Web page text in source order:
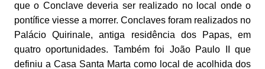
que o Conclave deveria ser realizado no local onde o
pontífice viesse a morrer. Conclaves foram realizados no
Palácio Quirinale, antiga residência dos Papas, em
quatro oportunidades. Também foi João Paulo II que
definiu a Casa Santa Marta como local de acolhida dos